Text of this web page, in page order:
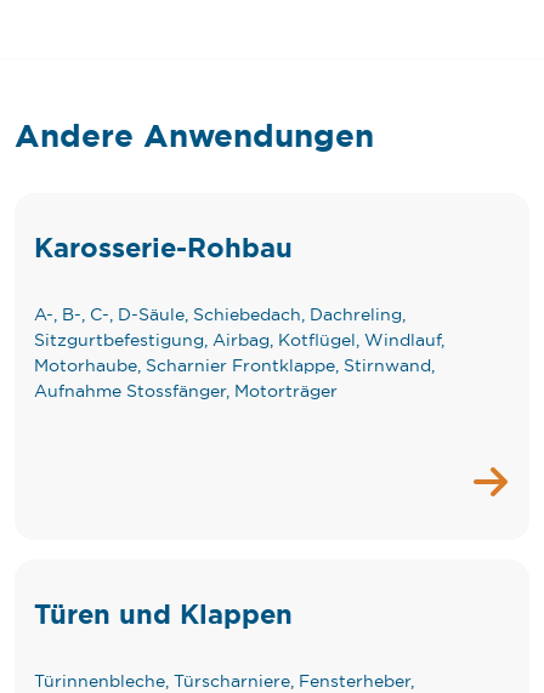
Andere Anwendungen
Karosserie-Rohbau
A-, B-, C-, D-Säule, Schiebedach, Dachreling,
Sitzgurtbefestigung, Airbag, Kotflügel, Windlauf,
Motorhaube, Scharnier Frontklappe, Stirnwand,
Aufnahme Stossfänger, Motorträger
Türen und Klappen
Türinnenbleche, Türscharniere, Fensterheber,